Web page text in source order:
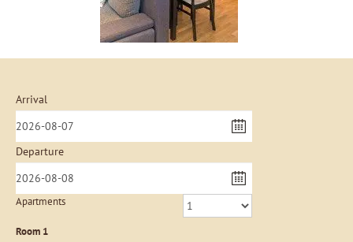
Arrival
Departure
Apartments
Room 1